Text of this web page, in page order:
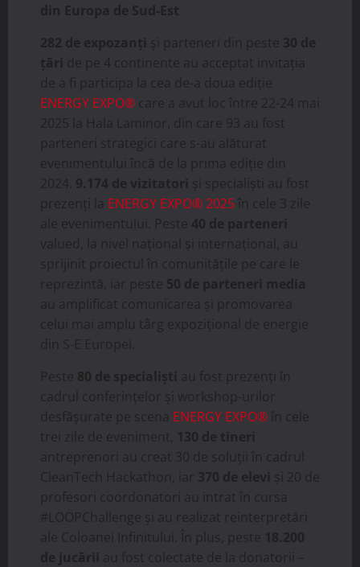
din Europa de Sud-Est
282 de expozanți și parteneri din peste 30 de
țări de pe 4 continente au acceptat invitația
de a fi participa la cea de-a doua ediție
ENERGY EXPO® care a avut loc între 22-24 mai
2025 la Hala Laminor, din care 93 au fost
parteneri strategici care s-au alăturat
evenimentului încă de la prima ediție din
2024. 9.174 de vizitatori și specialiști au fost
prezenți la ENERGY EXPO® 2025 în cele 3 zile
ale evenimentului. Peste 40 de parteneri
valued, la nivel național și internațional, au
sprijinit proiectul în comunitățile pe care le
reprezintă, iar peste 50 de parteneri media
au amplificat comunicarea și promovarea
celui mai amplu târg expozițional de energie
din S-E Europei.
Peste 80 de specialiști au fost prezenți în
cadrul conferințelor și workshop-urilor
desfășurate pe scena ENERGY EXPO® în cele
trei zile de eveniment, 130 de tineri
antreprenori au creat 30 de soluții în cadrul
CleanTech Hackathon, iar 370 de elevi și 20 de
profesori coordonatori au intrat în cursa
#LOOPChallenge și au realizat reinterpretări
ale Coloanei Infinitului. În plus, peste 18.200
de jucării au fost colectate de la donatorii –